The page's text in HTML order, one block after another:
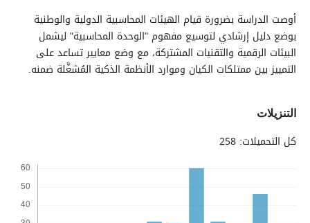
أوصت الدراسة بضرورة قيام الهيئات المحاسبية الدولية والوطنية
بوضع دليل إرشادي لتوسيع مفهوم "الوحدة المحاسبية" ليشمل
البيئات الرقمية والتقنيات المشتركة، مع وضع معايير تساعد على
التمييز بين ممتلكات الكيان وموارد الأنظمة الذكية المُشغَّلة ضمنه.
التنزيلات
كل التحميلات: 258